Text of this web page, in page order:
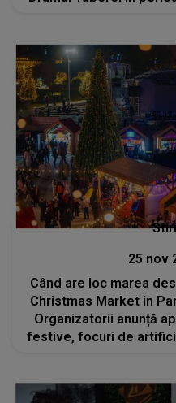
25 nov
Când are loc marea
Christmas Market în
Organizatorii anunță
festive, focuri de